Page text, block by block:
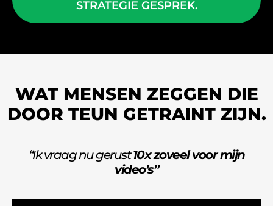
STRATEGIE GESPREK.
WAT MENSEN ZEGGEN DIE
DOOR TEUN GETRAINT ZIJN.
“Ik vraag nu gerust10x zoveel voor mijn
video’s”